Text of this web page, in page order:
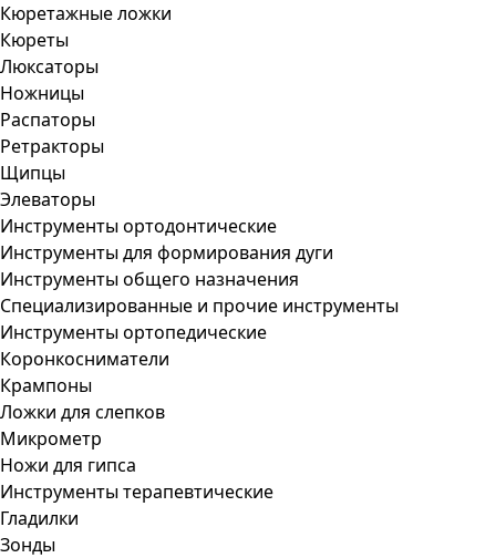
Кюретажные ложки
Кюреты
Люксаторы
Ножницы
Распаторы
Ретракторы
Щипцы
Элеваторы
Инструменты ортодонтические
Инструменты для формирования дуги
Инструменты общего назначения
Специализированные и прочие инструменты
Инструменты ортопедические
Коронкосниматели
Крампоны
Ложки для слепков
Микрометр
Ножи для гипса
Инструменты терапевтические
Гладилки
Зонды